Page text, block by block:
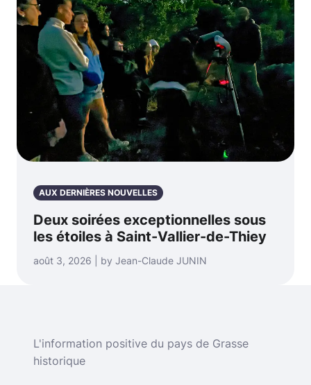
AUX DERNIÈRES NOUVELLES
Deux soirées exceptionnelles sous
les étoiles à Saint-Vallier-de-Thiey
août 3, 2026 | by Jean-Claude JUNIN
L'information positive du pays de Grasse
historique